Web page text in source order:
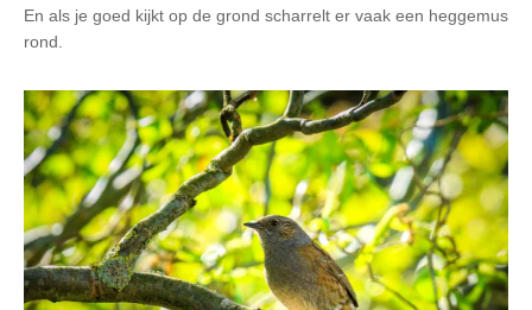
En als je goed kijkt op de grond scharrelt er vaak een heggemus
rond.